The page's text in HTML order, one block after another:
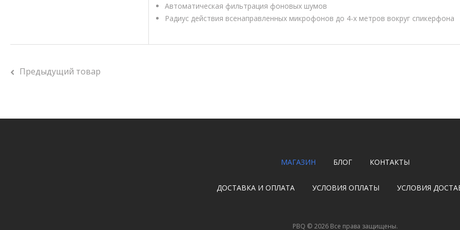
Автоматическая фильтрация фоновых шумов
Радиус действия всенаправленных микрофонов до 4-х метров вокруг спикерфона
Предыдущий товар
МАГАЗИН БЛОГ КОНТАКТЫ
ДОСТАВКА И ОПЛАТА УСЛОВИЯ ОПЛАТЫ УСЛОВИЯ
PBQ © 2026Все права защищены.